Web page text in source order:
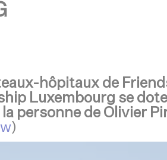
hôpitaux de
Luxembourg se
la personne de Olivier
)